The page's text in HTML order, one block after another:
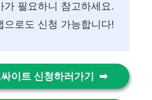
가 필요하니 참고하세요.
으로도 신청 가능합니다!
이트 신청하러가기